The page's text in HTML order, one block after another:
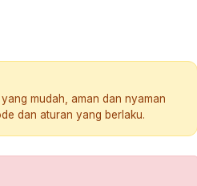
mudah, aman dan nyaman
dan aturan yang berlaku.